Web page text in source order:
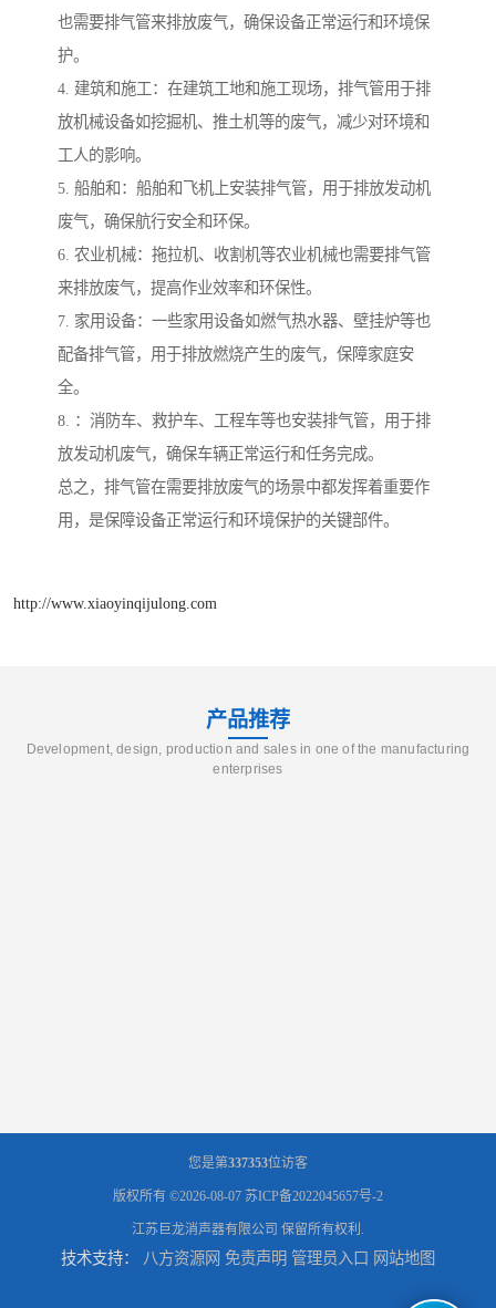
也需要排气管来排放废气，确保设备正常运行和环境保
护。
4. 建筑和施工：在建筑工地和施工现场，排气管用于排
放机械设备如挖掘机、推土机等的废气，减少对环境和
工人的影响。
5. 船舶和：船舶和飞机上安装排气管，用于排放发动机
废气，确保航行安全和环保。
6. 农业机械：拖拉机、收割机等农业机械也需要排气管
来排放废气，提高作业效率和环保性。
7. 家用设备：一些家用设备如燃气热水器、壁挂炉等也
配备排气管，用于排放燃烧产生的废气，保障家庭安
全。
8. ：消防车、救护车、工程车等也安装排气管，用于排
放发动机废气，确保车辆正常运行和任务完成。
总之，排气管在需要排放废气的场景中都发挥着重要作
用，是保障设备正常运行和环境保护的关键部件。
http://www.xiaoyinqijulong.com
产品推荐
Development, design, production and sales in one of the manufacturing
enterprises
您是第337353位访客
版权所有 ©2026-08-07 苏ICP备2022045657号-2
江苏巨龙消声器有限公司 保留所有权利.
技术支持： 八方资源网 免责声明 管理员入口 网站地图